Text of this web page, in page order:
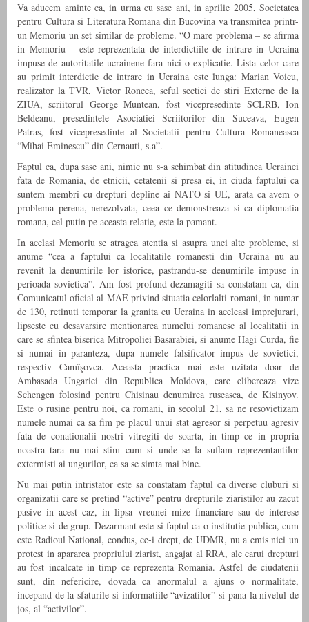
Va aducem aminte ca, in urma cu sase ani, in aprilie 2005, Societatea
pentru Cultura si Literatura Romana din Bucovina va transmitea printr-
un Memoriu un set similar de probleme. “O mare problema – se afirma
in Memoriu – este reprezentata de interdictiile de intrare in Ucraina
impuse de autoritatile ucrainene fara nici o explicatie. Lista celor care
au primit interdictie de intrare in Ucraina este lunga: Marian Voicu,
realizator la TVR, Victor Roncea, seful sectiei de stiri Externe de la
ZIUA, scriitorul George Muntean, fost vicepresedinte SCLRB, Ion
Beldeanu, presedintele Asociatiei Scriitorilor din Suceava, Eugen
Patras, fost vicepresedinte al Societatii pentru Cultura Romaneasca
“Mihai Eminescu” din Cernauti, s.a”.
Faptul ca, dupa sase ani, nimic nu s-a schimbat din atitudinea Ucrainei
fata de Romania, de etnicii, cetatenii si presa ei, in ciuda faptului ca
suntem membri cu drepturi depline ai NATO si UE, arata ca avem o
problema perena, nerezolvata, ceea ce demonstreaza si ca diplomatia
romana, cel putin pe aceasta relatie, este la pamant.
In acelasi Memoriu se atragea atentia si asupra unei alte probleme, si
anume “cea a faptului ca localitatile romanesti din Ucraina nu au
revenit la denumirile lor istorice, pastrandu-se denumirile impuse in
perioada sovietica”. Am fost profund dezamagiti sa constatam ca, din
Comunicatul oficial al MAE privind situatia celorlalti romani, in numar
de 130, retinuti temporar la granita cu Ucraina in aceleasi imprejurari,
lipseste cu desavarsire mentionarea numelui romanesc al localitatii in
care se sfintea biserica Mitropoliei Basarabiei, si anume Hagi Curda, fie
si numai in paranteza, dupa numele falsificator impus de sovietici,
respectiv Camîşovca. Aceasta practica mai este uzitata doar de
Ambasada Ungariei din Republica Moldova, care elibereaza vize
Schengen folosind pentru Chisinau denumirea ruseasca, de Kisinyov.
Este o rusine pentru noi, ca romani, in secolul 21, sa ne resovietizam
numele numai ca sa fim pe placul unui stat agresor si perpetuu agresiv
fata de conationalii nostri vitregiti de soarta, in timp ce in propria
noastra tara nu mai stim cum si unde se la suflam reprezentantilor
extermisti ai ungurilor, ca sa se simta mai bine.
Nu mai putin intristator este sa constatam faptul ca diverse cluburi si
organizatii care se pretind “active” pentru drepturile ziaristilor au zacut
pasive in acest caz, in lipsa vreunei mize financiare sau de interese
politice si de grup. Dezarmant este si faptul ca o institutie publica, cum
este Radioul National, condus, ce-i drept, de UDMR, nu a emis nici un
protest in apararea propriului ziarist, angajat al RRA, ale carui drepturi
au fost incalcate in timp ce reprezenta Romania. Astfel de ciudatenii
sunt, din nefericire, dovada ca anormalul a ajuns o normalitate,
incepand de la sfaturile si informatiile “avizatilor” si pana la nivelul de
jos, al “activilor”.